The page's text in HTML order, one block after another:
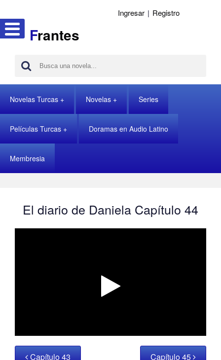
Frantes
Ingresar | Registro
Novelas Turcas Novelas Series
Películas Turcas Doramas en Audio Latino
Membresia
El diario de Daniela Capítulo 44
Capítulo 43 Capítulo 45